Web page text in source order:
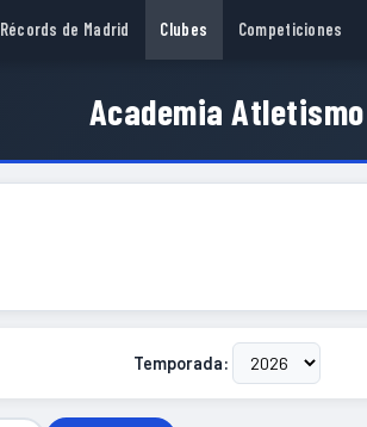
Récords de Madrid Clubes Competiciones
Academia Atletismo
Temporada: